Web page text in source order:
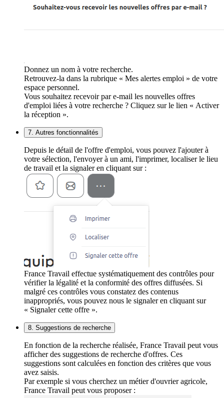
Donnez un nom à votre recherche.
Retrouvez-la dans la rubrique « Mes alertes emploi » de votre
espace personnel.
Vous souhaitez recevoir par e-mail les nouvelles offres
d'emploi liées à votre recherche ? Cliquez sur le lien « Activer
la réception ».
7. Autres fonctionnalités
Depuis le détail de l'offre d'emploi, vous pouvez l'ajouter à
votre sélection, l'envoyer à un ami, l'imprimer, localiser le lieu
de travail et la signaler en cliquant sur :
France Travail effectue systématiquement des contrôles pour
vérifier la légalité et la conformité des offres diffusées. Si
malgré ces contrôles vous constatez des contenus
inappropriés, vous pouvez nous le signaler en cliquant sur
« Signaler cette offre ».
8. Suggestions de recherche
En fonction de la recherche réalisée, France Travail peut vous
afficher des suggestions de recherche d'offres. Ces
suggestions sont calculées en fonction des critères que vous
avez saisis.
Par exemple si vous cherchez un métier d'ouvrier agricole,
France Travail peut vous proposer :